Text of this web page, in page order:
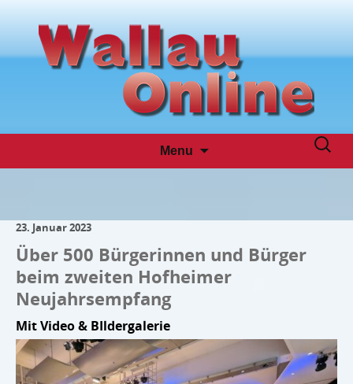
Menu
Suchen
23. Januar 2023
Über 500 Bürgerinnen und Bürger
beim zweiten Hofheimer
Neujahrsempfang
Mit Video & BIldergalerie